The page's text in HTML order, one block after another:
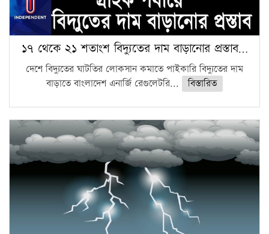
১৭ থেকে ২১ শতাংশ বিদ্যুতের দাম বাড়ানোর প্রস্তাব…
দেশে বিদ্যুতের ঘাটতির লোকসান কমাতে পাইকারি বিদ্যুতের দাম
বাড়াতে বাংলাদেশ এনার্জি রেগুলেটরি...
বিস্তারিত